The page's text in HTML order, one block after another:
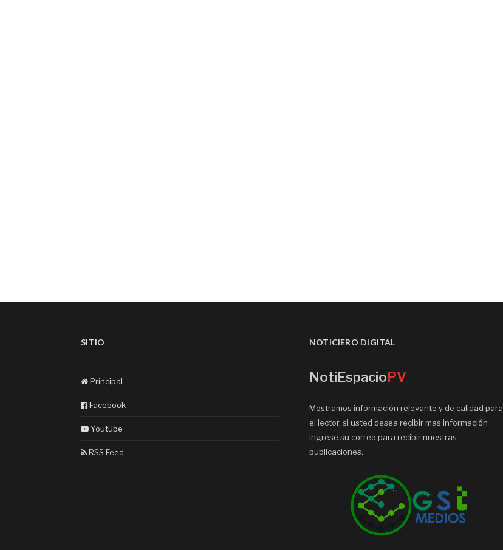
SITIO
Principal
Facebook
Youtube
RSS Feed
NOTICIERO DIGITAL
NotiEspacioPV
Mostramos información relevante y de calidad para
el lector, si usted desea recibir mas información
ingrese su correo para recibir nuestras
publicaciones.